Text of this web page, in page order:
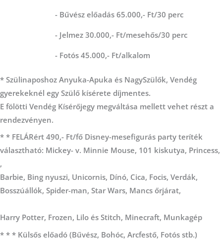
- Bűvész előadás 65.000,- Ft/30 perc
- Jelmez 30.000,- Ft/mesehős/30 perc
- Fotós 45.000,- Ft/alkalom
* Szülinaposhoz Anyuka-Apuka és NagySzülők, Vendég
gyerekeknél egy Szülő kísérete díjmentes.
E fölötti Vendég Kísérőjegy megváltása mellett vehet részt a
rendezvényen.
* * FELÁRért 490,- Ft/fő Disney-mesefigurás party teríték
választható: Mickey- v. Minnie Mouse, 101 kiskutya, Princess,
,
Barbie, Bing nyuszi, Unicornis, Dínó, Cica, Focis, Verdák,
Bosszúállók, Spider-man, Star Wars, Mancs őrjárat,
Harry Potter, Frozen, Lilo és Stitch, Minecraft, Munkagép
* * * Külsős előadó (Bűvész, Bohóc, Arcfestő, Fotós stb.)